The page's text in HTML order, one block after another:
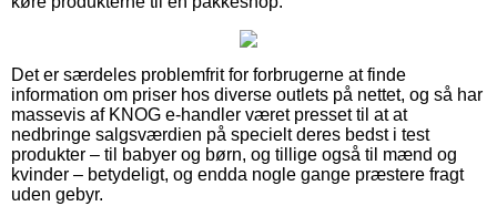
Det er særdeles problemfrit for forbrugerne at finde
information om priser hos diverse outlets på nettet, og så har
massevis af KNOG e-handler været presset til at at
nedbringe salgsværdien på specielt deres bedst i test
produkter – til babyer og børn, og tillige også til mænd og
kvinder – betydeligt, og endda nogle gange præstere fragt
uden gebyr.